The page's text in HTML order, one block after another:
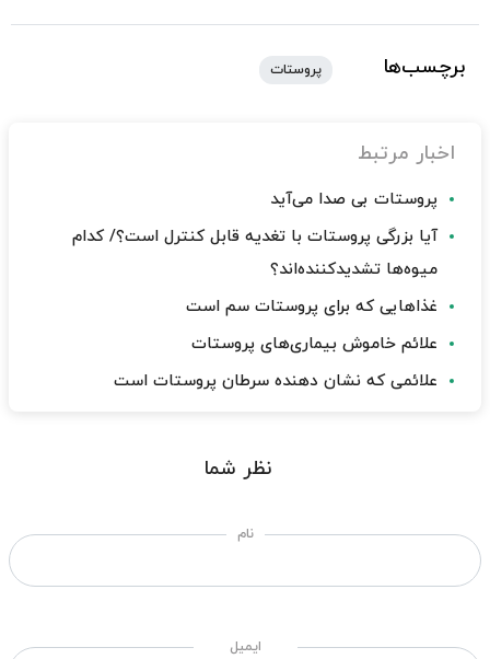
برچسب‌ها پروستات
اخبار مرتبط
پروستات بی صدا می‌آید
آیا بزرگی پروستات با تغدیه قابل کنترل است؟/ کدام
میوه‌ها تشدیدکننده‌اند؟
غذاهایی که برای پروستات سم است
علائم خاموش بیماری‌های پروستات
علائمی که نشان دهنده سرطان پروستات است
نظر شما
نام
ایمیل